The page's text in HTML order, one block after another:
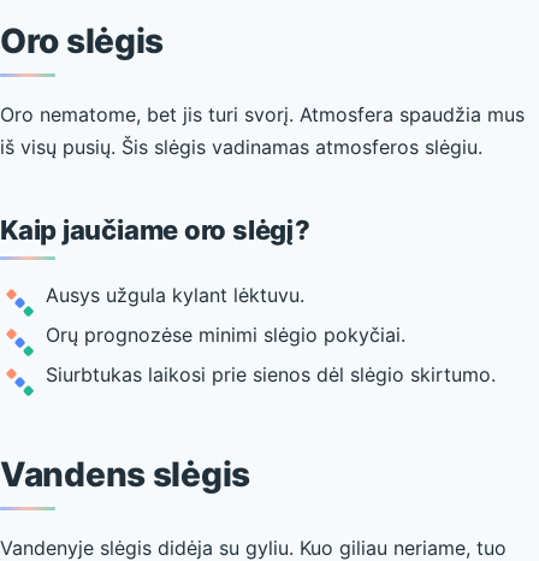
Oro slėgis
Oro nematome, bet jis turi svorį. Atmosfera spaudžia mus
iš visų pusių. Šis slėgis vadinamas atmosferos slėgiu.
Kaip jaučiame oro slėgį?
Ausys užgula kylant lėktuvu.
Orų prognozėse minimi slėgio pokyčiai.
Siurbtukas laikosi prie sienos dėl slėgio skirtumo.
Vandens slėgis
Vandenyje slėgis didėja su gyliu. Kuo giliau neriame, tuo